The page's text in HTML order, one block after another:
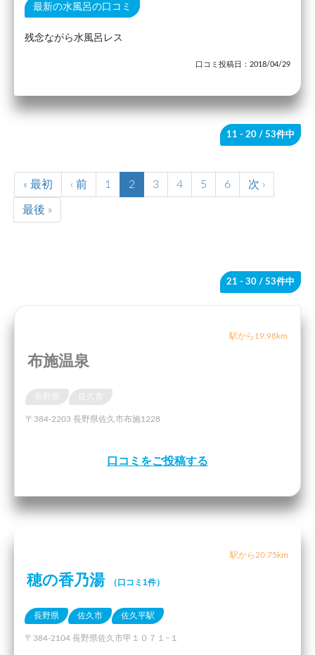
最新の水風呂の口コミ
残念ながら水風呂レス
口コミ投稿日：2018/04/29
11 - 20 / 53件中
« 最初 ‹ 前 1 2 3 4 5 6 次 ›
最後 »
21 - 30 / 53件中
駅から19.98km
布施温泉
佐久市
〒384-2203 長野県佐久市布施1228
口コミをご投稿する
駅から20.75km
穂の香乃湯 （口コミ1件）
長野県 佐久市 佐久平駅
〒384-2104 長野県佐久市甲１０７１−１